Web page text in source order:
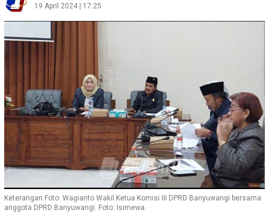
19 April 2024 | 17:25
Keterangan Foto: Wagianto Wakil Ketua Komisi III DPRD Banyuwangi bersama
anggota DPRD Banyuwangi. Foto: Isimewa.